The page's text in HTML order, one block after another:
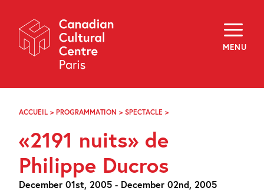
Navigation
MENU
About
Programming
Off-Site
Explore
Archives
f
ACCUEIL > PROGRAMMATION > SPECTACLE >
«2191 nuits» de
Philippe Ducros
December 01st, 2005 - December 02nd, 2005